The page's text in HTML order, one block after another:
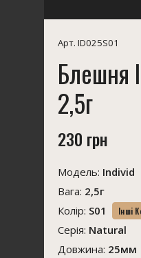
Арт. ID025S01
Блешня
2,5г
230 грн
Модель: Individ
Вага: 2,5г
Колір: S01 Інші
Серія: Natural
Довжина: 25мм